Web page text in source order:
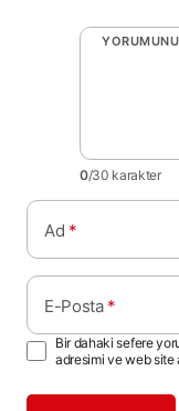
0/30 karakter
Ad *
E-Posta*
Bir dahaki sefere
adresimi ve web site